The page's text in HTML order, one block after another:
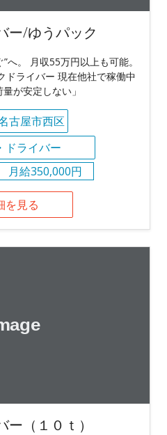
ー/ゆうパック
へ。 月収55万円以上も可能。
ドライバー 現在他社で稼働中
が安定しない」
古屋市西区
ドライバー
月給350,000円
を見る
（１０ｔ）